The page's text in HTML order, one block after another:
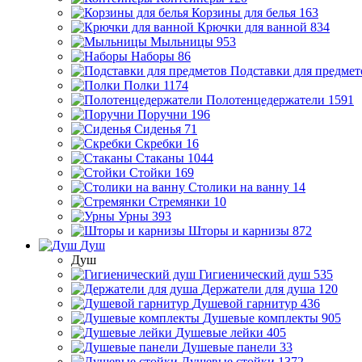
Корзины для белья 163
Крючки для ванной 834
Мыльницы 953
Наборы 86
Подставки для
Полки 1174
Полотенцедержатели 1591
Поручни 196
Сиденья 71
Скребки 16
Стаканы 1044
Стойки 169
Столики на ванну 14
Стремянки 10
Урны 393
Шторы и карнизы 872
Душ
Душ
Гигиенический душ 535
Держатели для душа 120
Душевой гарнитур 436
Душевые комплекты 905
Душевые лейки 405
Душевые панели 33